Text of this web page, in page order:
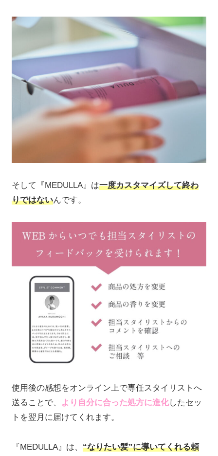
そして『MEDULLA』は一度カスタマイズして終わ
りではないんです。
使用後の感想をオンライン上で専任スタイリストへ
送ることで、
より自分に合った処方に進化したセッ
トを翌月に届けてくれます。
『MEDULLA』は、 “なりたい髪”に導いてくれる頼